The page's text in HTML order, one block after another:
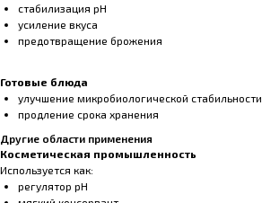
стабилизация pH
усиление вкуса
предотвращение брожения
Готовые блюда
улучшение микробиологической стабильности
продление срока хранения
Другие области применения
Косметическая промышленность
Используется как:
регулятор pH